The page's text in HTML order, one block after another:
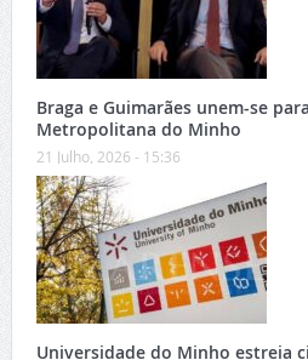
Braga e Guimarães unem-se
Metropolitana do Minho
21 Julho, 2026 - 15:36
Universidade do Minho estreia